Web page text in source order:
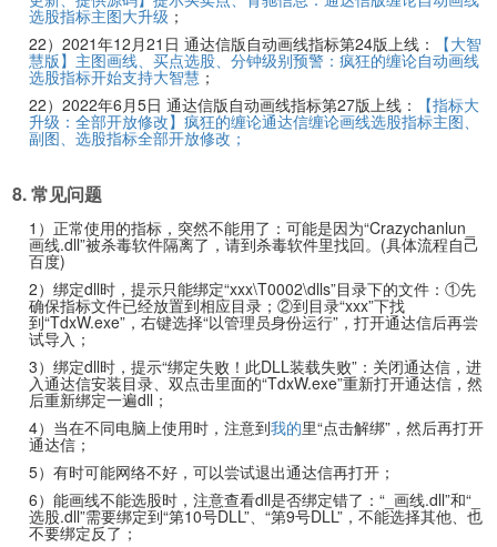
选股指标主图大升级 ；
22）2021年12月21日 通达信版自动画线指标第24版上线：
【大智
慧版】主图画线、买点选股、分钟级别预警：疯狂的缠论自动画线
选股指标开始支持大智慧；
22）2022年6月5日 通达信版自动画线指标第27版上线：
【指标大
升级：全部开放修改】疯狂的缠论通达信缠论画线选股指标主图、
副图、选股指标全部开放修改；
8. 常见问题
1）正常使用的指标，突然不能用了：可能是因为“Crazychanlun_
画线.dll”被杀毒软件隔离了，请到杀毒软件里找回。(具体流程自己
百度)
2）绑定dll时，提示只能绑定“xxx\T0002\dlls”目录下的文件：①先
确保指标文件已经放置到相应目录；②到目录“xxx”下找
到“TdxW.exe”，右键选择“以管理员身份运行”，打开通达信后再尝
试导入；
3）绑定dll时，提示“绑定失败！此DLL装载失败”：关闭通达信，进
入通达信安装目录、双点击里面的“TdxW.exe”重新打开通达信，然
后重新绑定一遍dll；
4）当在不同电脑上使用时，注意到我的里“点击解绑”，然后再打开
通达信；
5）有时可能网络不好，可以尝试退出通达信再打开；
6）能画线不能选股时，注意查看dll是否绑定错了：“_画线.dll”和“_
选股.dll”需要绑定到“第10号DLL”、“第9号DLL”，不能选择其他、也
不要绑定反了；